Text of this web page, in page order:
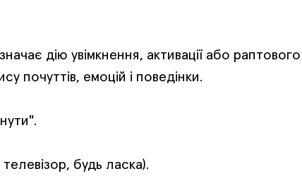
дію увімкнення, активації або
почуттів, емоцій і поведінки.
будь ласка).